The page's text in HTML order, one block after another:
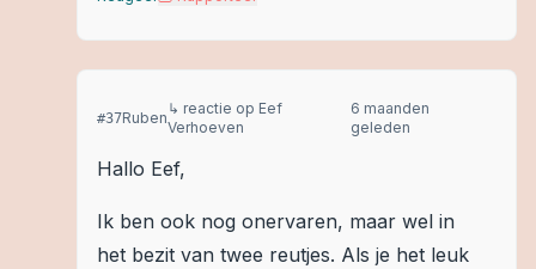
#37Ruben
↳ reactie op Eef
Verhoeven
6 maanden
geleden
Hallo Eef,
Ik ben ook nog onervaren, maar wel in
het bezit van twee reutjes. Als je het leuk